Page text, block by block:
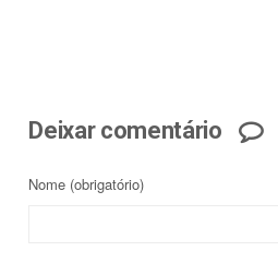
Deixar comentário
Nome (obrigatório)